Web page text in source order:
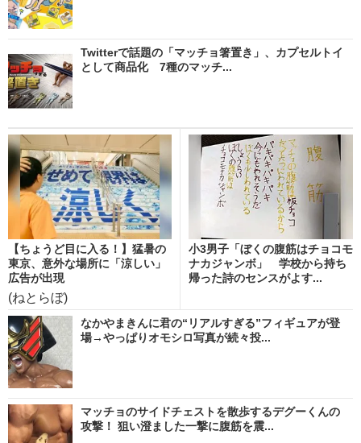
Twitterで話題の「マッチョ箸置き」、カプセルトイ
として商品化 7種のマッチ...
【ちょうど目に入る！】猛暑の
東京、意外な場所に「涼しい」
広告が出現
(ねとらぼ)
小3男子「ぼくの腹筋はチョコモ
ナカジャンボ」 学校から持ち
帰った詩のセンスがよす...
なかやまきんに君の“リアルすぎる”フィギュアが登
場→やっぱりオモシロ写真が続々投...
マッチョのサイドチェストを散歩するデグーくんの
攻撃！ 狙い澄ました一撃に腹筋を震...